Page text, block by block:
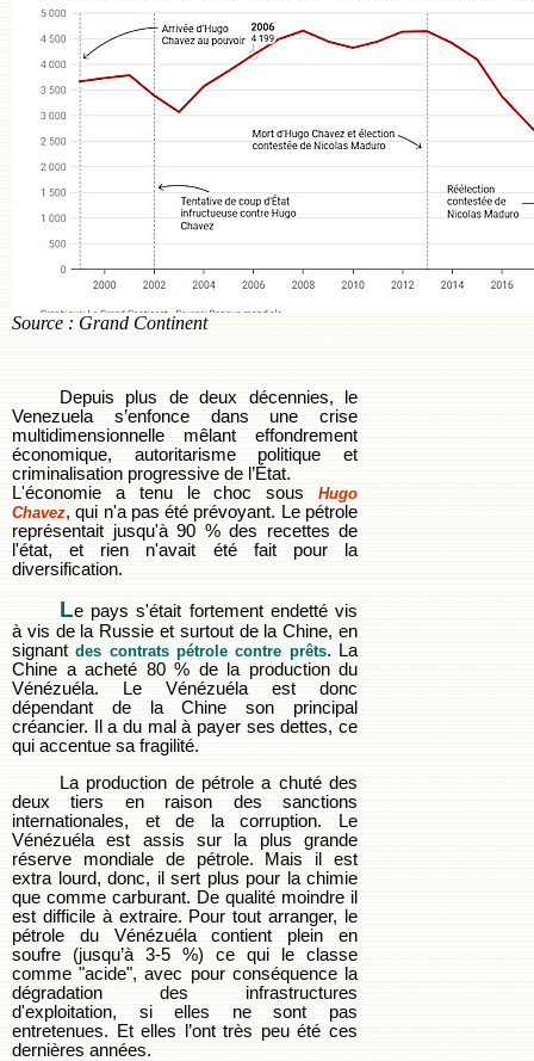
Source : Grand Continent
Depuis plus de deux décennies, le
Venezuela s’enfonce dans une crise
multidimensionnelle mêlant effondrement
économique, autoritarisme politique et
criminalisation progressive de l’État.
L'économie a tenu le choc sous Hugo
Chavez, qui n'a pas été prévoyant. Le pétrole
représentait jusqu'à 90 % des recettes de
l'état, et rien n'avait été fait pour la
diversification.
Le pays s'était fortement endetté vis
à vis de la Russie et surtout de la Chine, en
signantdes contrats pétrole contre prêts. La
Chine a acheté 80 % de la production du
Vénézuéla. Le Vénézuéla est donc
dépendant de la Chine son principal
créancier. Il a du mal à payer ses dettes, ce
qui accentue sa fragilité.
La production de pétrole a chuté des
deux tiers en raison des sanctions
internationales, et de la corruption. Le
Vénézuéla est assis sur la plus grande
réserve mondiale de pétrole. Mais il est
extra lourd, donc, il sert plus pour la chimie
que comme carburant. De qualité moindre il
est difficile à extraire. Pour tout arranger, le
pétrole du Vénézuéla contient plein en
soufre (jusqu’à 3-5 %) ce qui le classe
comme "acide", avec pour conséquence la
dégradation des infrastructures
d'exploitation, si elles ne sont pas
entretenues. Et elles l’ont très peu été ces
dernières années.